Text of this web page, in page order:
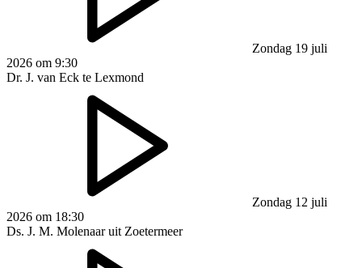
Zondag 19 juli
2026 om 9:30
Dr. J. van Eck te Lexmond
Zondag 12 juli
2026 om 18:30
Ds. J. M. Molenaar uit Zoetermeer